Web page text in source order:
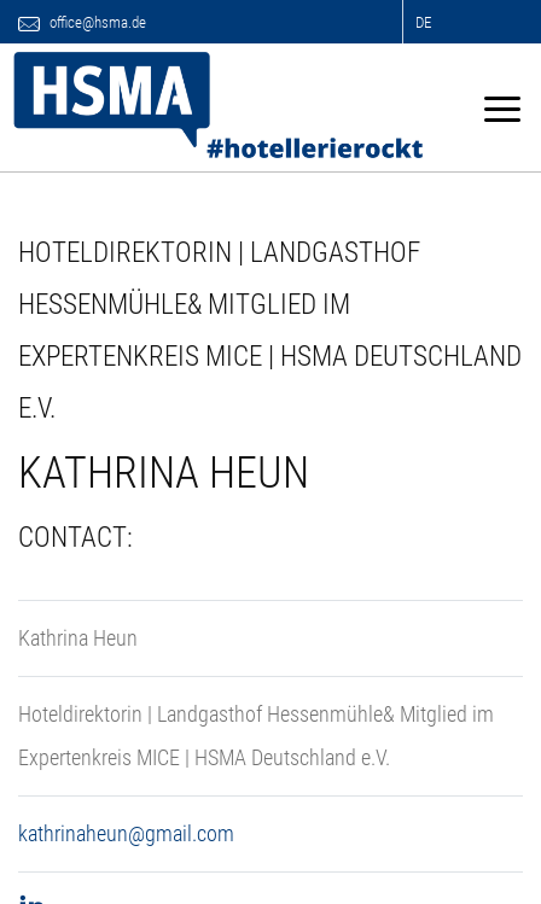
office@hsma.de DE
HOTELDIREKTORIN | LANDGASTHOF
HESSENMÜHLE& MITGLIED IM
EXPERTENKREIS MICE | HSMA DEUTSCHLAND
E.V.
KATHRINA HEUN
CONTACT:
Kathrina Heun
Hoteldirektorin | Landgasthof Hessenmühle& Mitglied im
Expertenkreis MICE | HSMA Deutschland e.V.
kathrinaheun@gmail.com